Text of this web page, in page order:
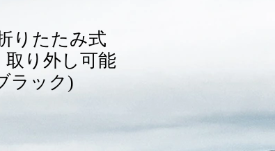
りたたみ式
り外し可能
ラック)